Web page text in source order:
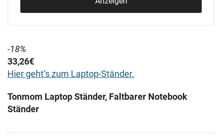
-18%
33,26€
Hier geht‘s zum Laptop-Ständer.
Tonmom Laptop Ständer, Faltbarer Notebook
Ständer